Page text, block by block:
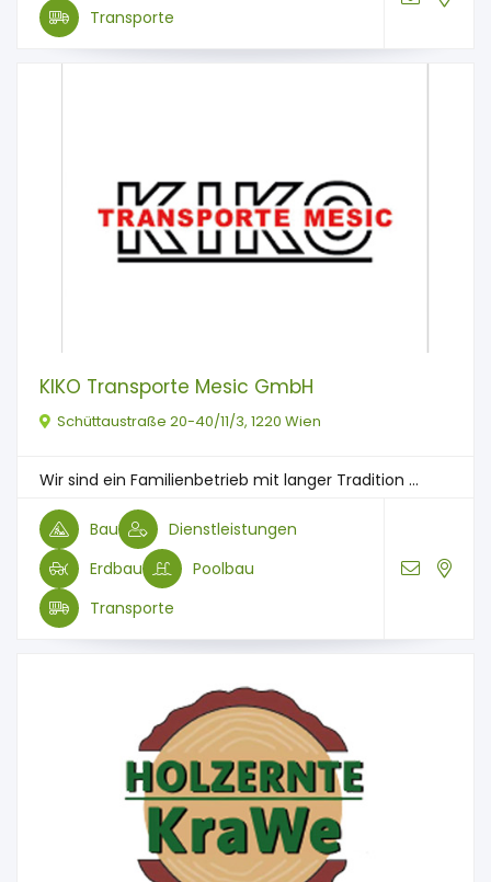
Transporte
KIKO Transporte Mesic GmbH
Schüttaustraße 20-40/11/3, 1220 Wien
Wir sind ein Familienbetrieb mit langer Tradition ...
Bau
Dienstleistungen
Erdbau
Poolbau
Transporte